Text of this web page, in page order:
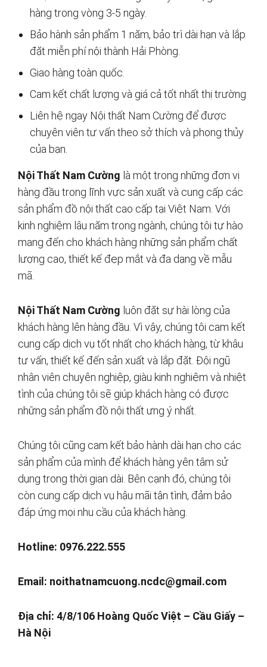
hàng trong vòng 3-5 ngày.
Bảo hành sản phẩm 1 năm, bảo trì dài hạn và lắp
đặt miễn phí nội thành Hải Phòng.
Giao hàng toàn quốc.
Cam kết chất lượng và giá cả tốt nhất thị trường
Liên hệ ngay Nội thất Nam Cường để được
chuyên viên tư vấn theo sở thích và phong thủy
của bạn.
Nội Thất Nam Cường là một trong những đơn vị
hàng đầu trong lĩnh vực sản xuất và cung cấp các
sản phẩm đồ nội thất cao cấp tại Việt Nam. Với
kinh nghiệm lâu năm trong ngành, chúng tôi tự hào
mang đến cho khách hàng những sản phẩm chất
lượng cao, thiết kế đẹp mắt và đa dạng về mẫu
mã.
Nội Thất Nam Cường luôn đặt sự hài lòng của
khách hàng lên hàng đầu. Vì vậy, chúng tôi cam kết
cung cấp dịch vụ tốt nhất cho khách hàng, từ khâu
tư vấn, thiết kế đến sản xuất và lắp đặt. Đội ngũ
nhân viên chuyên nghiệp, giàu kinh nghiệm và nhiệt
tình của chúng tôi sẽ giúp khách hàng có được
những sản phẩm đồ nội thất ưng ý nhất.
Chúng tôi cũng cam kết bảo hành dài hạn cho các
sản phẩm của mình để khách hàng yên tâm sử
dụng trong thời gian dài. Bên cạnh đó, chúng tôi
còn cung cấp dịch vụ hậu mãi tận tình, đảm bảo
đáp ứng mọi nhu cầu của khách hàng.
Hotline: 0976.222.555
Email: noithatnamcuong.ncdc@gmail.com
Địa chỉ: 4/8/106 Hoàng Quốc Việt – Cầu Giấy –
Hà Nội